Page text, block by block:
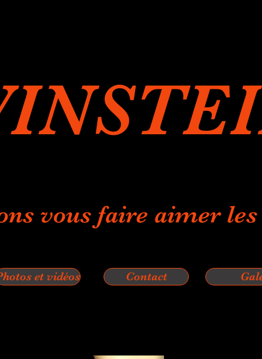
vous faire aimer
et vidéos Contact